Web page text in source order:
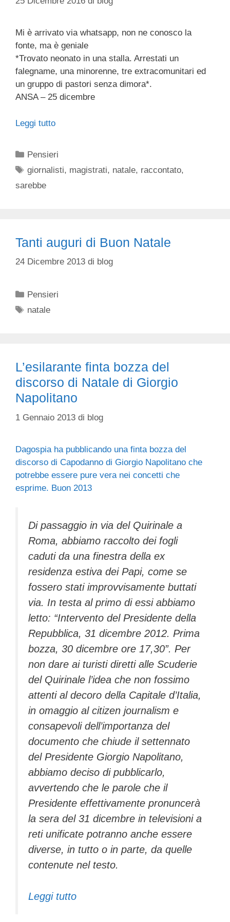
Mi è arrivato via whatsapp, non ne conosco la
fonte, ma è geniale
*Trovato neonato in una stalla. Arrestati un
falegname, una minorenne, tre extracomunitari ed
un gruppo di pastori senza dimora*.
ANSA – 25 dicembre
Leggi tutto
Categorie
Pensieri
Tag
giornalisti, magistrati, natale, raccontato,
sarebbe
Tanti auguri di Buon Natale
24 Dicembre 2013 di blog
Categorie
Pensieri
Tag
natale
L’esilarante finta bozza del
discorso di Natale di Giorgio
Napolitano
1 Gennaio 2013 di blog
Dagospia ha pubblicando una finta bozza del
discorso di Capodanno di Giorgio Napolitano che
potrebbe essere pure vera nei concetti che
esprime. Buon 2013
Di passaggio in via del Quirinale a
Roma, abbiamo raccolto dei fogli
caduti da una finestra della ex
residenza estiva dei Papi, come se
fossero stati improvvisamente buttati
via. In testa al primo di essi abbiamo
letto: “Intervento del Presidente della
Repubblica, 31 dicembre 2012. Prima
bozza, 30 dicembre ore 17,30”. Per
non dare ai turisti diretti alle Scuderie
del Quirinale l’idea che non fossimo
attenti al decoro della Capitale d’Italia,
in omaggio al citizen journalism e
consapevoli dell’importanza del
documento che chiude il settennato
del Presidente Giorgio Napolitano,
abbiamo deciso di pubblicarlo,
avvertendo che le parole che il
Presidente effettivamente pronuncerà
la sera del 31 dicembre in televisioni a
reti unificate potranno anche essere
diverse, in tutto o in parte, da quelle
contenute nel testo.
Leggi tutto